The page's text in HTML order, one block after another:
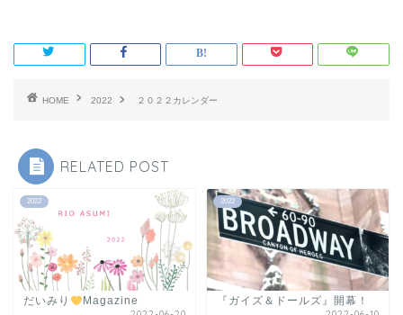
HOME 2022 ２０２２カレンダー
RELATED POST
2022
だいみり Magazine
2022
『ガイズ＆ドールズ』開幕！